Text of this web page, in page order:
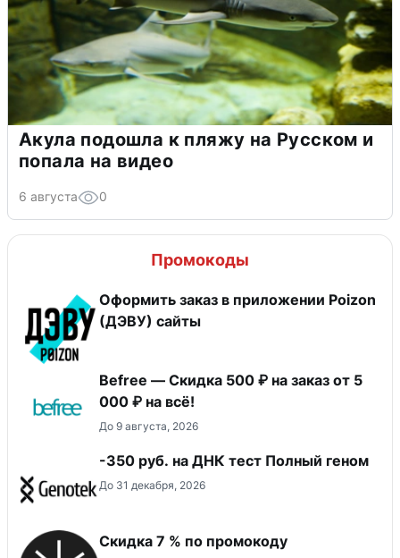
Акула подошла к пляжу на Русском и
попала на видео
6 августа 0
Промокоды
Оформить заказ в приложении Poizon
(ДЭВУ) сайты
Befree — Скидка 500 ₽ на заказ от 5
000 ₽ на всё!
До 9 августа, 2026
-350 руб. на ДНК тест Полный геном
До 31 декабря, 2026
Скидка 7 % по промокоду